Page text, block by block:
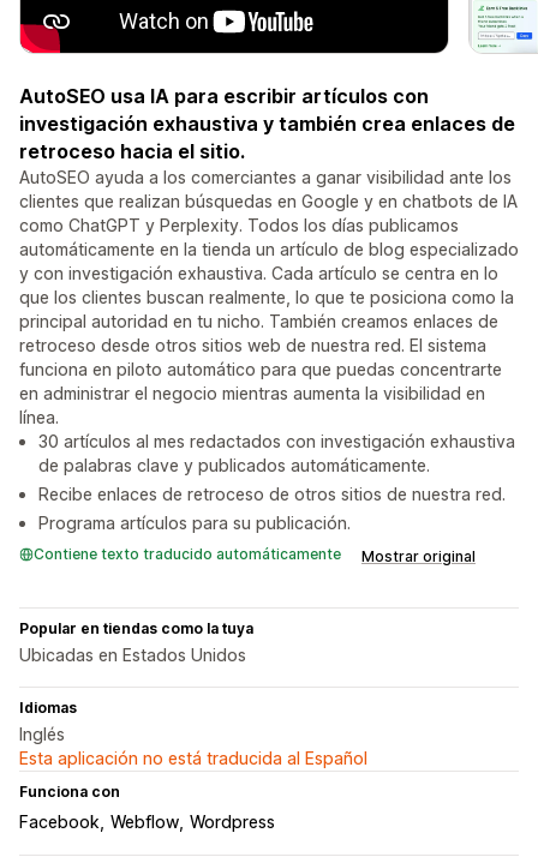
AutoSEO usa IA para escribir artículos con
investigación exhaustiva y también crea enlaces de
retroceso hacia el sitio.
AutoSEO ayuda a los comerciantes a ganar visibilidad ante los
clientes que realizan búsquedas en Google y en chatbots de IA
como ChatGPT y Perplexity. Todos los días publicamos
automáticamente en la tienda un artículo de blog especializado
y con investigación exhaustiva. Cada artículo se centra en lo
que los clientes buscan realmente, lo que te posiciona como la
principal autoridad en tu nicho. También creamos enlaces de
retroceso desde otros sitios web de nuestra red. El sistema
funciona en piloto automático para que puedas concentrarte
en administrar el negocio mientras aumenta la visibilidad en
línea.
30 artículos al mes redactados con investigación exhaustiva
de palabras clave y publicados automáticamente.
Recibe enlaces de retroceso de otros sitios de nuestra red.
Programa artículos para su publicación.
Contiene texto traducido automáticamente Mostrar original
Popular en tiendas como la tuya
Ubicadas en Estados Unidos
Idiomas
Inglés
Esta aplicación no está traducida al Español
Funciona con
Facebook Webflow Wordpress